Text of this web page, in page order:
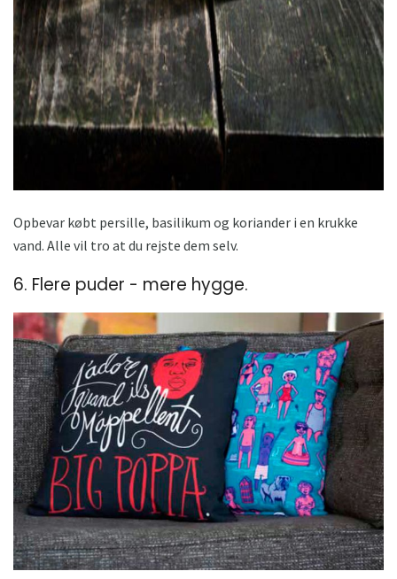
Opbevar købt persille, basilikum og koriander i en krukke
vand. Alle vil tro at du rejste dem selv.
6. Flere puder - mere hygge.